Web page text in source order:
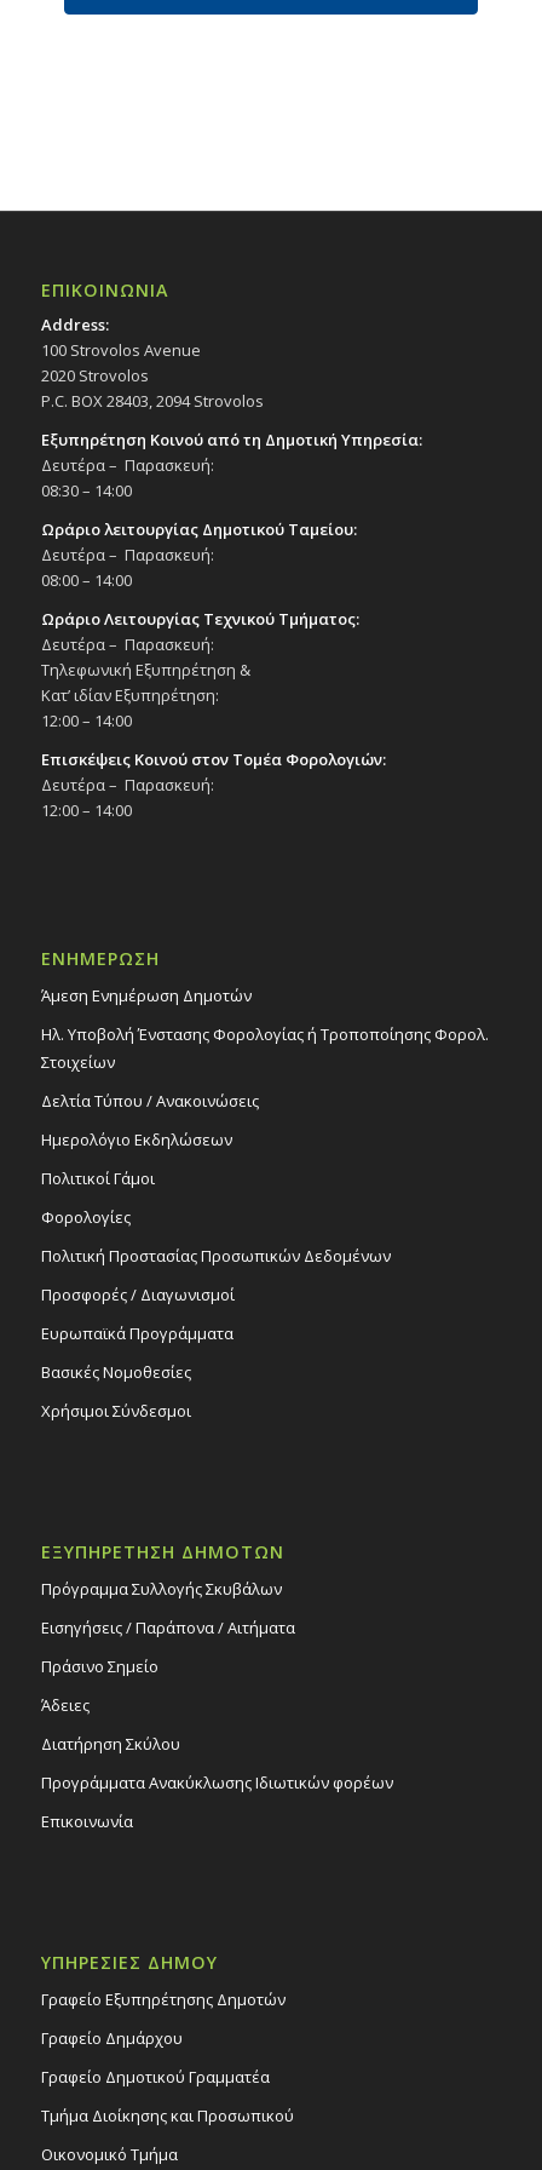
ΕΠΙΚΟΙΝΩΝΙΑ
Address:
100 Strovolos Avenue
2020 Strovolos
P.C. BOX 28403, 2094 Strovolos
Εξυπηρέτηση Κοινού από τη Δημοτική Υπηρεσία:
Δευτέρα – Παρασκευή:
08:30 – 14:00
Ωράριο λειτουργίας Δημοτικού Ταμείου:
Δευτέρα – Παρασκευή:
08:00 – 14:00
Ωράριο Λειτουργίας Τεχνικού Τμήματος:
Δευτέρα – Παρασκευή:
Τηλεφωνική Εξυπηρέτηση &
Κατ’ ιδίαν Εξυπηρέτηση:
12:00 – 14:00
Επισκέψεις Κοινού στον Τομέα Φορολογιών:
Δευτέρα – Παρασκευή:
12:00 – 14:00
ΕΝΗΜΕΡΩΣΗ
Άμεση Ενημέρωση Δημοτών
Ηλ. Υποβολή Ένστασης Φορολογίας ή Τροποποίησης Φορολ.
Στοιχείων
Δελτία Τύπου / Ανακοινώσεις
Ημερολόγιο Εκδηλώσεων
Πολιτικοί Γάμοι
Φορολογίες
Πολιτική Προστασίας Προσωπικών Δεδομένων
Προσφορές / Διαγωνισμοί
Ευρωπαϊκά Προγράμματα
Βασικές Νομοθεσίες
Χρήσιμοι Σύνδεσμοι
ΕΞΥΠΗΡΕΤΗΣΗ ΔΗΜΟΤΩΝ
Πρόγραμμα Συλλογής Σκυβάλων
Εισηγήσεις / Παράπονα / Αιτήματα
Πράσινο Σημείο
Άδειες
Διατήρηση Σκύλου
Προγράμματα Ανακύκλωσης Ιδιωτικών φορέων
Επικοινωνία
ΥΠΗΡΕΣΙΕΣ ΔΗΜΟΥ
Γραφείο Εξυπηρέτησης Δημοτών
Γραφείο Δημάρχου
Γραφείο Δημοτικού Γραμματέα
Τμήμα Διοίκησης και Προσωπικού
Οικονομικό Τμήμα